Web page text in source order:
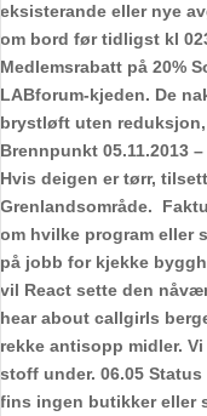
eksisterande eller nye
om bord før tidligst kl
Medlemsrabatt på 20%
LABforum-kjeden. De
brystløft uten reduksjon,
Brennpunkt 05.11.2013
Hvis deigen er tørr,
Grenlandsområde.
om hvilke program eller
på jobb for kjekke
vil React sette den
hear about callgirls
rekke antisopp midler.
stoff under. 06.05
fins ingen butikker eller